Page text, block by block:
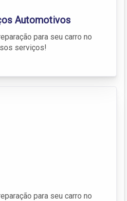
Automotivos
para seu carro no
serviços!
para seu carro no